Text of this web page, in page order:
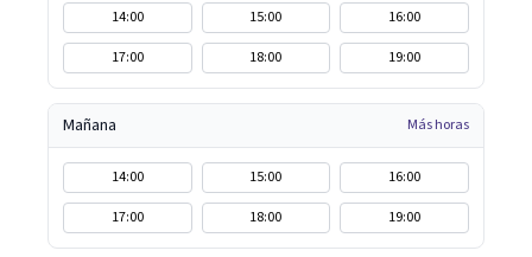
14:00 15:00
16:00
17:00
18:00 19:00
Mañana Más horas
14:00 15:00
16:00
17:00
18:00 19:00